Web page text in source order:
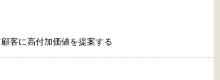
客に高付加価値を提案する